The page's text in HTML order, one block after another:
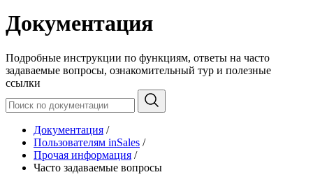
Документация
Подробные инструкции по функциям, ответы на часто
задаваемые вопросы, ознакомительный тур и полезные
ссылки
Документация /
Пользователям inSales /
Прочая информация /
Часто задаваемые вопросы